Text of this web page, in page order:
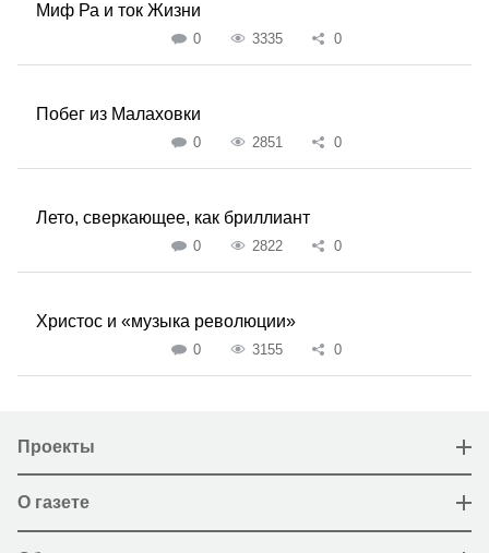
Миф Ра и ток Жизни
0 3335 0
Побег из Малаховки
0 2851 0
Лето, сверкающее, как бриллиант
0 2822 0
Христос и «музыка революции»
0 3155 0
Проекты
О газете